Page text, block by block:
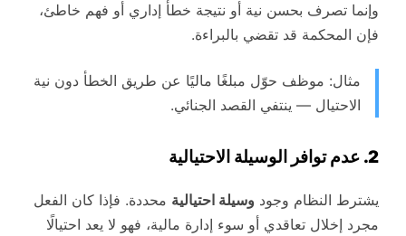
وإنما تصرف بحسن نية أو نتيجة خطأ إداري أو فهم خاطئ،
فإن المحكمة قد تقضي بالبراءة.
مثال: موظف حوّل مبلغًا ماليًا عن طريق الخطأ دون نية
الاحتيال — ينتفي القصد الجنائي.
2. عدم توافر الوسيلة الاحتيالية
يشترط النظام وجود وسيلة احتيالية محددة. فإذا كان الفعل
مجرد إخلال تعاقدي أو سوء إدارة مالية، فهو لا يعد احتيالًا